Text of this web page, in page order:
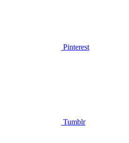
Pinterest
Tumblr